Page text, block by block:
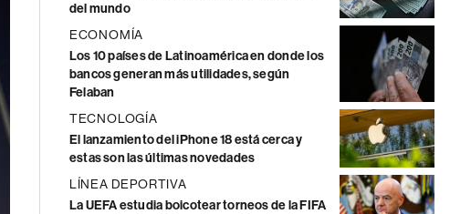
del mundo
ECONOMÍA
Los 10 países de Latinoamérica en donde los
bancos generan más utilidades, según
Felaban
TECNOLOGÍA
El lanzamiento del iPhone 18 está cerca y
estas son las últimas novedades
LÍNEA DEPORTIVA
La UEFA estudia boicotear torneos de la FIFA